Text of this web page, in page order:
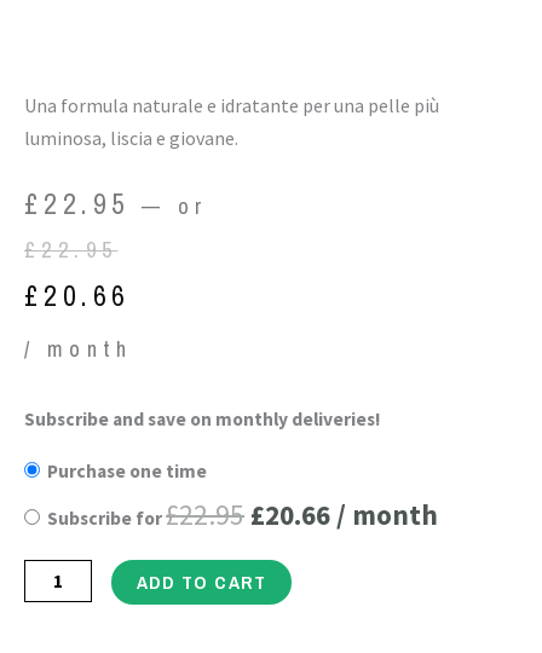
Una formula naturale e idratante per una pelle più
luminosa, liscia e giovane.
£ 22.95 —
or
£22.95
Original
price
was:
£ 20.66
Current
price
is:
/ month
Subscribe and save on monthly deliveries!
Purchase one time
Subscribe for£22.95
Original
was:
£22.95.
£20.66
Current
is:
/ month
Lozione
antietà
al
Q10
ADD TO CART